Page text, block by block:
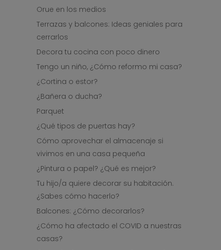
Orue en los medios
Terrazas y balcones: Ideas geniales para
cerrarlos
Decora tu cocina con poco dinero
Tengo un niño, ¿Cómo reformo mi casa?
¿Cortina o estor?
¿Bañera o ducha?
Parquet
¿Qué tipos de puertas hay?
Cómo aprovechar el almacenaje si
vivimos en una casa pequeña
¿Pintura o papel? ¿Qué es mejor?
Tu hijo/a quiere decorar su habitación.
¿Sabes cómo hacerlo?
Balcones: ¿Cómo decorarlos?
¿Cómo ha afectado el COVID a nuestras
casas?